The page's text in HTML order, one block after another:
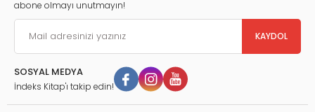
abone olmayı unutmayın!
KAYDOL
SOSYAL MEDYA
İndeks Kitap'ı takip edin!